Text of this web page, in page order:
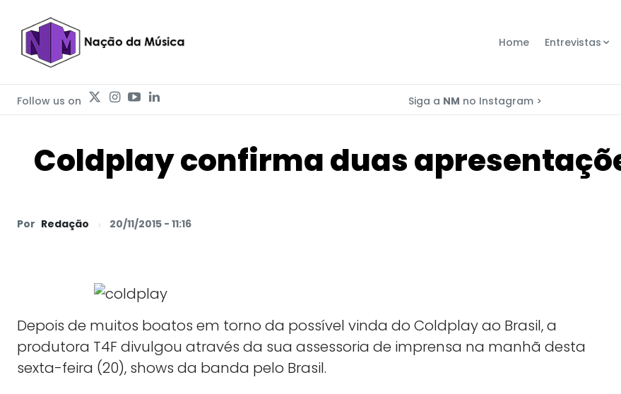
Home Entrevistas
Follow us on Siga a NM no Instagram >
Coldplay confirma duas
Por Redação 20/11/2015 - 11:16
Depois de muitos boatos em torno da possível vinda do Coldplay ao Brasil, a
produtora T4F divulgou através da sua assessoria de imprensa na manhã desta
sexta-feira (20), shows da banda pelo Brasil.